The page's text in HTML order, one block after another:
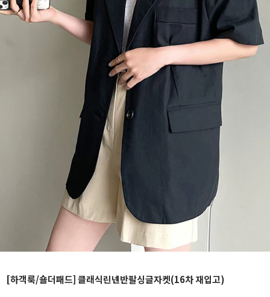
[하객룩/숄더패드] 클래식린넨반팔싱글자켓(16차 재입고)